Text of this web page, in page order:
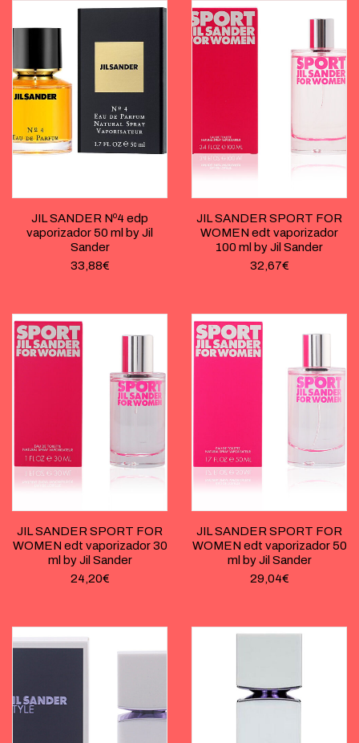
JIL SANDER Nº4 edp
vaporizador 50 ml by Jil
Sander
33,88€
JIL SANDER SPORT FOR
WOMEN edt vaporizador
100 ml by Jil Sander
32,67€
JIL SANDER SPORT FOR
WOMEN edt vaporizador 30
ml by Jil Sander
24,20€
JIL SANDER SPORT FOR
WOMEN edt vaporizador 50
ml by Jil Sander
29,04€